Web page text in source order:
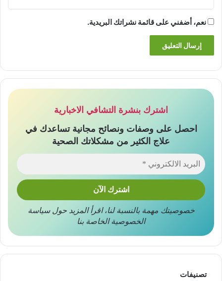
نعم، أضفني على قائمة نشراتك البريدية.
اشترك بنشرة التشافي الاخبارية
احصل على وصفات ونصائح مجانية تساعدك في
علاج الكثير من مشكلاتك الصحية
خصوصيتك مهمة بالنسبة لنا،اقرأ المزيد حولسياسة
الخصوصيةالخاصة بنا
تصنيفات